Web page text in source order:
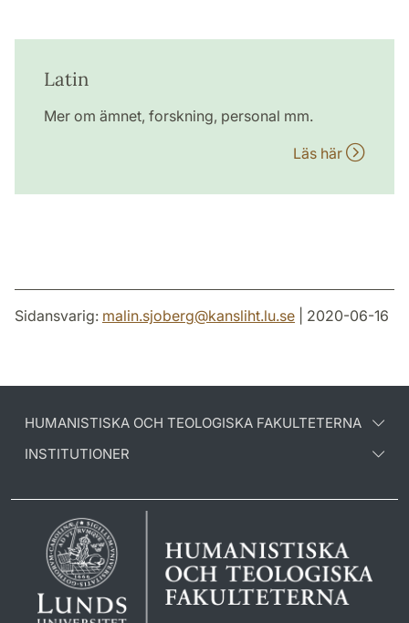
Latin
Mer om ämnet, forskning, personal mm.
Läs här
Sidansvarig: malin.sjoberg@kansliht.lu.se | 2020-06-16
HUMANISTISKA OCH TEOLOGISKA FAKULTETERNA
INSTITUTIONER